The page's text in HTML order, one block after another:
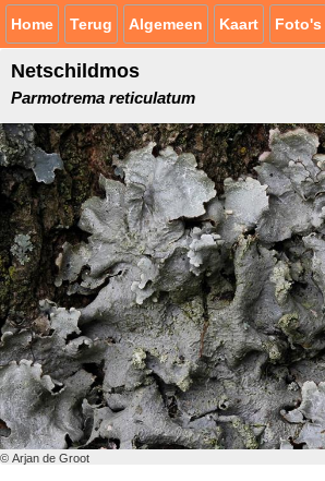
Home Terug Algemeen Kaart Foto's
Netschildmos
Parmotrema reticulatum
© Arjan de Groot